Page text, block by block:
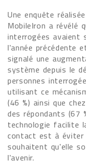
Une enquête
MobileIron a révélé
interrogées avaient
l'année précédente
signalé une
système depuis le
personnes
utilisant ce
(46 %) ainsi que
des répondants (67
technologie facilite
contact est à éviter
souhaitent qu'elle
l'avenir.